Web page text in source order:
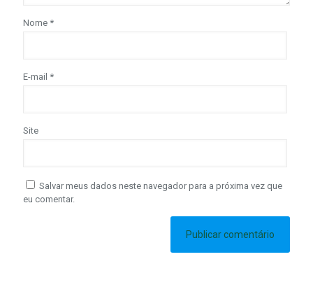
Nome *
E-mail *
Site
Salvar meus dados neste navegador para a próxima vez que
eu comentar.